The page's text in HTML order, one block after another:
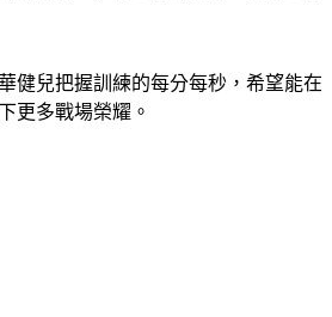
健兒把握訓練的每分每秒，希望能在
更多戰場榮耀。